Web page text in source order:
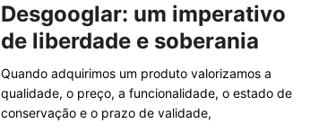
Desgooglar: um imperativo
de liberdade e soberania
Quando adquirimos um produto valorizamos a
qualidade, o preço, a funcionalidade, o estado de
conservação e o prazo de validade,